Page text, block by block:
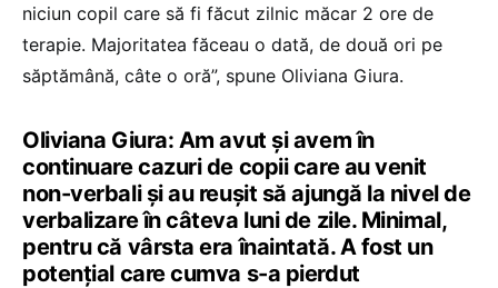
niciun copil care să fi făcut zilnic măcar 2 ore de
terapie. Majoritatea făceau o dată, de două ori pe
săptămână, câte o oră”, spune Oliviana Giura.
Oliviana Giura: Am avut și avem în
continuare cazuri de copii care au venit
non-verbali și au reușit să ajungă la nivel de
verbalizare în câteva luni de zile. Minimal,
pentru că vârsta era înaintată. A fost un
potențial care cumva s-a pierdut